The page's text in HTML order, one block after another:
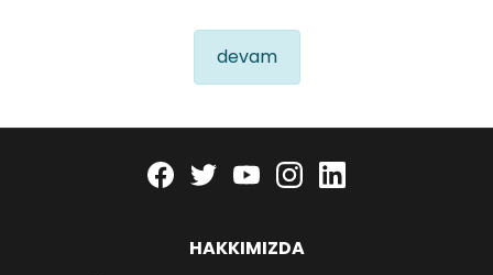
devam
Facebook
twitteryoutubeinstagram
HAKKIMIZDA